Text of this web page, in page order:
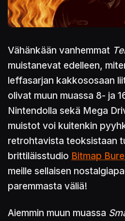
Vähänkään vanhemmat
muistanevat edelleen,
leffasarjan kakkososaan
olivat muun muassa 8- ja
Nintendolla sekä Mega
muistot voi kuitenkin
retrohtavista teoksistaan
brittiläisstudio Bitmap
meille sellaisen
paremmasta väliä!
Aiemmin muun muassa